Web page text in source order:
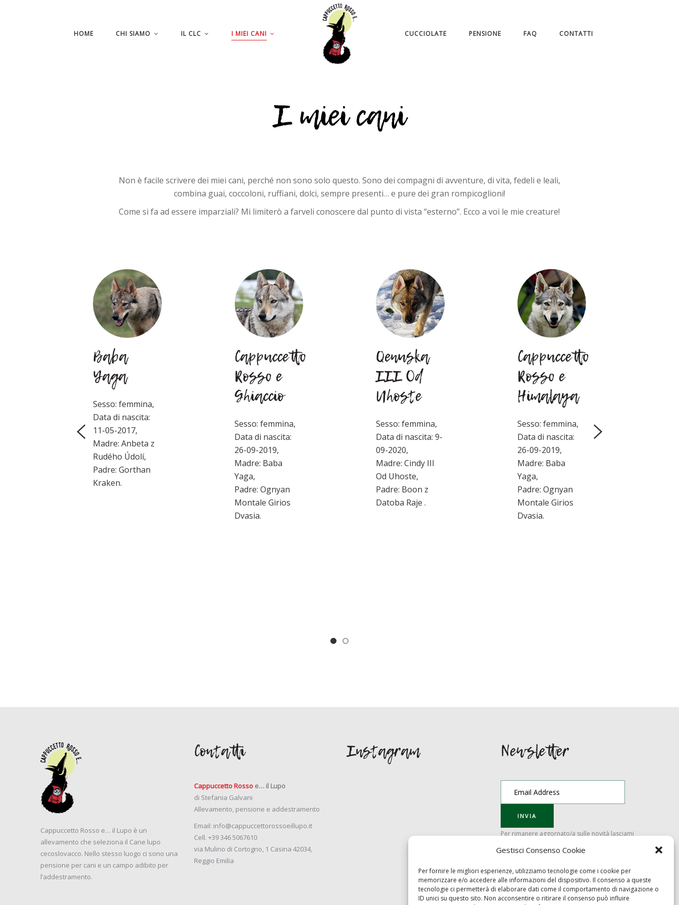
Gestisci Consenso Cookie
Per fornire le migliori esperienze, utilizziamo tecnologie come i cookie per
memorizzare e/o accedere alle informazioni del dispositivo. Il consenso a queste
tecnologie ci permetterà di elaborare dati come il comportamento di navigazione o
ID unici su questo sito. Non acconsentire o ritirare il consenso può influire
HOME CHI SIAMO IL CLC I MIEI CANI CUCCIOLATE PENSIONE FAQ CONTATTI
I miei cani
Non è facile scrivere dei miei cani, perché non sono solo questo. Sono dei compagni di avventure, di vita, fedeli e leali,
combina guai, coccoloni, ruffiani, dolci, sempre presenti… e pure dei gran rompicoglioni!
Come si fa ad essere imparziali? Mi limiterò a farveli conoscere dal punto di vista “esterno”. Ecco a voi le mie creature!
Baba
Yaga
Sesso: femmina,
Data di nascita:
11-05-2017,
Madre: Anbeta z
Rudého Údolí,
Padre: Gorthan
Kraken.
Cappuccetto
Rosso e
Ghiaccio
Sesso: femmina,
Data di nascita:
26-09-2019,
Madre: Baba
Yaga,
Padre: Ognyan
Montale Girios
Dvasia.
Qenuska
III Od
Uhoste
Sesso: femmina,
Data di nascita: 9-
09-2020,
Madre: Cindy III
Od Uhoste,
Padre: Boon z
Datoba Raje .
Cappuccetto
Rosso e
Himalaya
Sesso: femmina,
Data di nascita:
26-09-2019,
Madre: Baba
Yaga,
Padre: Ognyan
Montale Girios
Dvasia.
Cappuccetto Rosso e… il Lupo è un
allevamento che seleziona il Cane lupo
cecoslovacco. Nello stesso luogo ci sono una
pensione per cani e un campo adibito per
l’addestramento.
Contatti
Cappuccetto Rossoe… il Lupo
di Stefania Galvani
Allevamento, pensione e addestramento
Email: info@cappuccettorossoeillupo.it
Cell. +39 346 5067610
via Mulino di Cortogno, 1 Casina 42034,
Reggio Emilia
Instagram Newsletter
Per rimanere aggornato/a sulle novità lasciami
Inizia chat